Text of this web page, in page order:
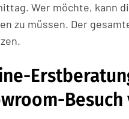
Wer möchte, kann
zu müssen. Der
Besuch